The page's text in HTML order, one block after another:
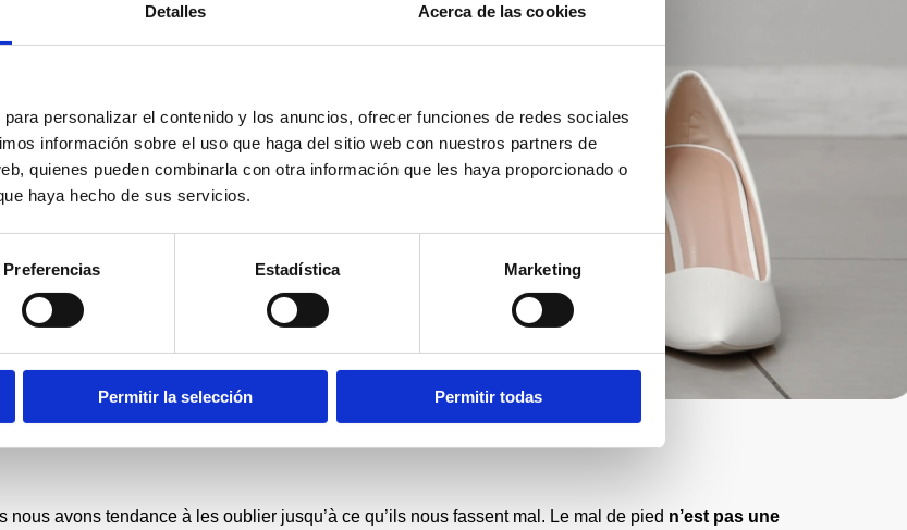
Detalles Acerca de las cookies
personalizar el contenido y los anuncios, ofrecer funciones de redes sociales
información sobre el uso que haga del sitio web con nuestros partners de
quienes pueden combinarla con otra información que les haya proporcionado o
haya hecho de sus servicios.
Preferencias Estadística Marketing
Permitir la selección Permitir todas
nous avons tendance à les oublier jusqu’à ce qu’ils nous fassent mal. Le mal de pied n’est pas une